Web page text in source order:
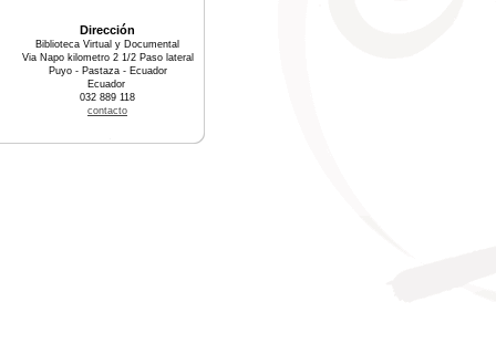
Dirección
Biblioteca Virtual y Documental
Via Napo kilometro 2 1/2 Paso lateral
Puyo - Pastaza - Ecuador
Ecuador
032 889 118
contacto